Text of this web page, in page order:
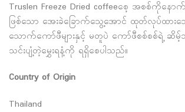
Truslen Freeze Dried coffeeစေ့ အစစ်ကိုနေ
ဖြစ်သော အေးခဲခြောက်သွေ့အောင် ထုတ်လုပ်ထား
သောက်ကော်ဖီများနှင့် မတူပဲ ကော်ဖီစစ်စစ်ရဲ့
သင်းပျံ့တဲ့မွှေးရနံ့ကို ရရှိစေပါသည်။
Country of Origin
Thailand